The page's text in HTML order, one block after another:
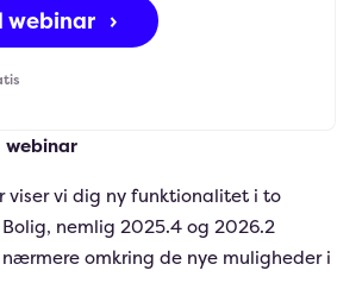
webinar
viser vi dig ny funktionalitet i to
nemlig 2025.4 og 2026.2
omkring de nye muligheder i
webinar ›